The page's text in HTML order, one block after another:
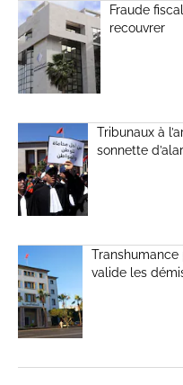
Fraude
recouvrer
Tribunaux à
sonnette
valide les